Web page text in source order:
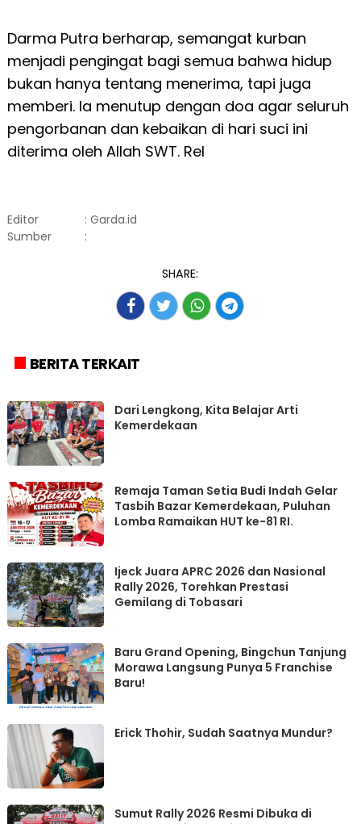
Darma Putra berharap, semangat kurban
menjadi pengingat bagi semua bahwa hidup
bukan hanya tentang menerima, tapi juga
memberi. Ia menutup dengan doa agar seluruh
pengorbanan dan kebaikan di hari suci ini
diterima oleh Allah SWT. Rel
Editor
: Garda.id
Sumber
:
SHARE:
BERITA TERKAIT
Dari Lengkong, Kita Belajar Arti
Kemerdekaan
Remaja Taman Setia Budi Indah Gelar
Tasbih Bazar Kemerdekaan, Puluhan
Lomba Ramaikan HUT ke-81 RI.
Ijeck Juara APRC 2026 dan Nasional
Rally 2026, Torehkan Prestasi
Gemilang di Tobasari
‎Baru Grand Opening, Bingchun Tanjung
Morawa Langsung Punya 5 Franchise
Erick Thohir, Sudah Saatnya Mundur?
Sumut Rally 2026 Resmi Dibuka di